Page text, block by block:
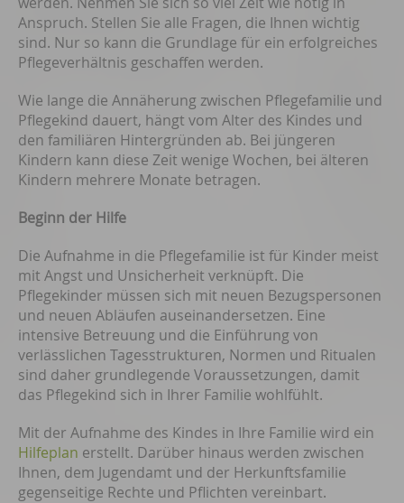
Anspruch. Stellen Sie alle Fragen, die Ihnen wichtig
sind. Nur so kann die Grundlage für ein erfolgreiches
Pflegeverhältnis geschaffen werden.
Wie lange die Annäherung zwischen Pflegefamilie und
Pflegekind dauert, hängt vom Alter des Kindes und
den familiären Hintergründen ab. Bei jüngeren
Kindern kann diese Zeit wenige Wochen, bei älteren
Kindern mehrere Monate betragen.
Beginn der Hilfe
Die Aufnahme in die Pflegefamilie ist für Kinder meist
mit Angst und Unsicherheit verknüpft. Die
Pflegekinder müssen sich mit neuen Bezugspersonen
und neuen Abläufen auseinandersetzen. Eine
intensive Betreuung und die Einführung von
verlässlichen Tagesstrukturen, Normen und Ritualen
sind daher grundlegende Voraussetzungen, damit
das Pflegekind sich in Ihrer Familie wohlfühlt.
Mit der Aufnahme des Kindes in Ihre Familie wird ein
Hilfeplan erstellt. Darüber hinaus werden zwischen
Ihnen, dem Jugendamt und der Herkunftsfamilie
gegenseitige Rechte und Pflichten vereinbart.